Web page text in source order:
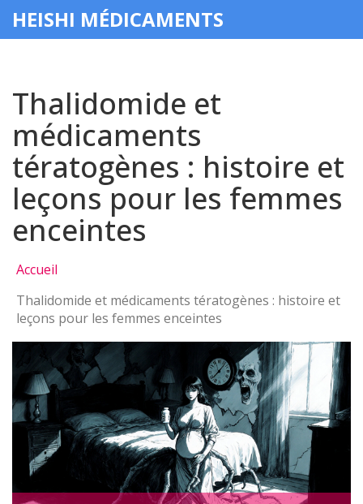
HEISHI MÉDICAMENTS
Thalidomide et
médicaments
tératogènes : histoire et
leçons pour les femmes
enceintes
Accueil
Thalidomide et médicaments tératogènes : histoire et
leçons pour les femmes enceintes